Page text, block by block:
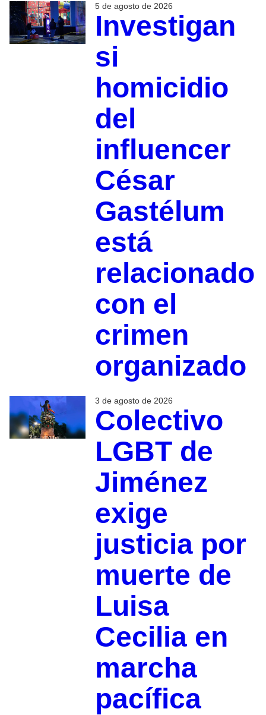
5 de agosto de 2026
Investigan
si
homicidio
del
influencer
César
Gastélum
está
relacionado
con el
crimen
organizado
3 de agosto de 2026
Colectivo
LGBT de
Jiménez
exige
justicia por
muerte de
Luisa
Cecilia en
marcha
pacífica